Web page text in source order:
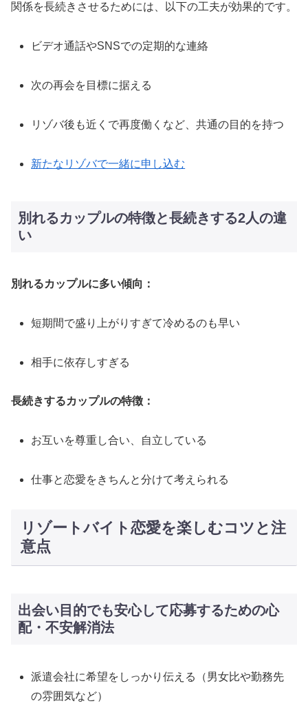
関係を長続きさせるためには、以下の工夫が効果的です。
ビデオ通話やSNSでの定期的な連絡
次の再会を目標に据える
リゾバ後も近くで再度働くなど、共通の目的を持つ
新たなリゾバで一緒に申し込む
別れるカップルの特徴と長続きする2人の違
い
別れるカップルに多い傾向：
短期間で盛り上がりすぎて冷めるのも早い
相手に依存しすぎる
長続きするカップルの特徴：
お互いを尊重し合い、自立している
仕事と恋愛をきちんと分けて考えられる
リゾートバイト恋愛を楽しむコツと注
意点
出会い目的でも安心して応募するための心
配・不安解消法
派遣会社に希望をしっかり伝える（男女比や勤務先
の雰囲気など）